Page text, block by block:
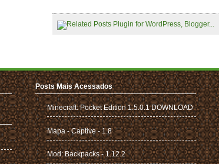
Posts Mais Acessados
Minecraft: Pocket Edition 1.5.0.1 DOWNLOAD
Mapa - Captive - 1.8
Mod: Backpacks - 1.12.2